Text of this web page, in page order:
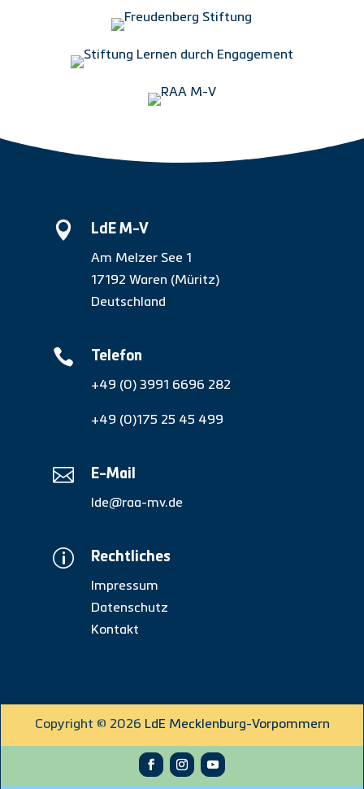
 LdE M-V
Am Melzer See 1
17192 Waren (Müritz)
Deutschland
 Telefon
+49 (0) 3991 6696 282
+49 (0)175 25 45 499
 E-Mail
lde@raa-mv.de
p Rechtliches
Impressum
Datenschutz
Kontakt
Copyright © 2026 LdE Mecklenburg-Vorpommern